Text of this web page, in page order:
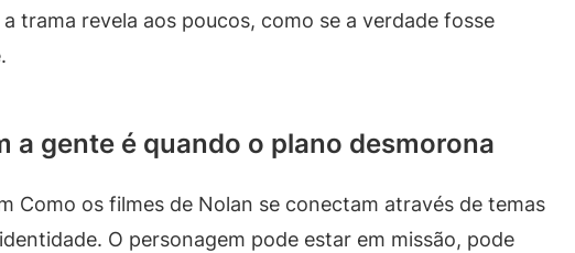
trama revela aos poucos, como se a verdade fosse
a gente é quando o plano desmorona
Como os filmes de Nolan se conectam através de temas
O personagem pode estar em missão, pode